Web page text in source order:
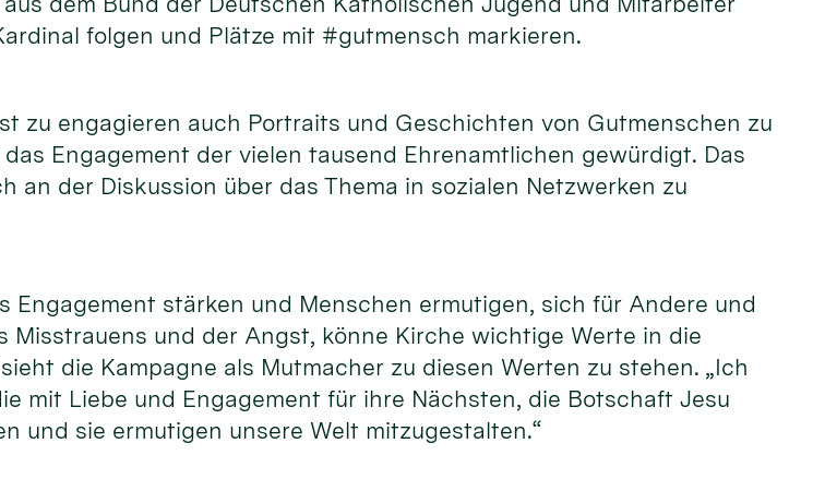
folgen und Plätze mit #gutmensch markieren.
zu engagieren auch Portraits und Geschichten von Gutmenschen zu
Engagement der vielen tausend Ehrenamtlichen gewürdigt. Das
der Diskussion über das Thema in sozialen Netzwerken zu
Engagement stärken und Menschen ermutigen, sich für Andere und
und der Angst, könne Kirche wichtige Werte in die
die Kampagne als Mutmacher zu diesen Werten zu stehen. „Ich
mit Liebe und Engagement für ihre Nächsten, die Botschaft Jesu
und sie ermutigen unsere Welt mitzugestalten.“